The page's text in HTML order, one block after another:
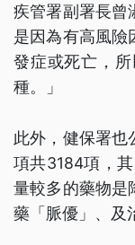
疾管署副署長曾
是因為有高風險
發症或死亡，
種。」
此外，健保署也
項共3184項，
量較多的藥物是
藥「脈優」、及